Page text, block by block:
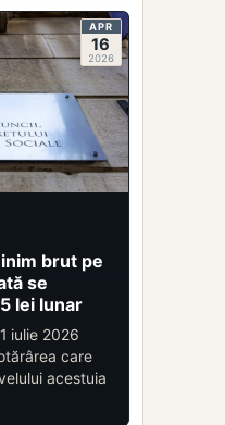
APR
16
2026
brut pe
se
lei lunar
iulie 2026
care
acestuia